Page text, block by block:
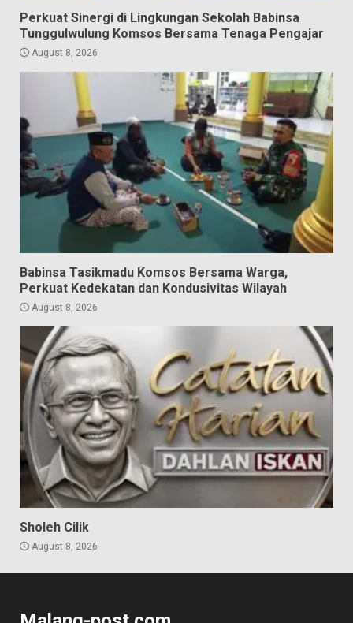
Perkuat Sinergi di Lingkungan Sekolah Babinsa
Tunggulwulung Komsos Bersama Tenaga Pengajar
August 8, 2026
Babinsa Tasikmadu Komsos Bersama Warga,
Perkuat Kedekatan dan Kondusivitas Wilayah
August 8, 2026
Sholeh Cilik
August 8, 2026